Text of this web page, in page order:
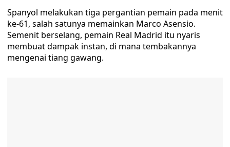
Spanyol melakukan tiga pergantian pemain pada menit
ke-61, salah satunya memainkan Marco Asensio.
Semenit berselang, pemain Real Madrid itu nyaris
membuat dampak instan, di mana tembakannya
mengenai tiang gawang.